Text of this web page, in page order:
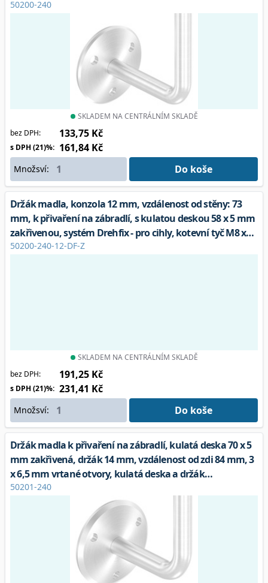
sešroubovány, V2A
50200-240
SKLADEM NA CENTRÁLNÍM SKLADĚ
bez DPH:
133,75 Kč
s DPH (21)%: 161,84 Kč
Množsví: Do koše
Držák madla, konzola 12 mm, vzdálenost od stěny: 73
mm, k přivaření na zábradlí, s kulatou deskou 58 x 5 mm
zakřivenou, systém Drehfix - pro cihly, kotevní tyč M8 x
120 mm s hmoždinkou 12 x 100 mm, potřebný otvor ve
50200-240-12-DF-Z
SKLADEM NA CENTRÁLNÍM SKLADĚ
bez DPH:
191,25 Kč
s DPH (21)%: 231,41 Kč
Množsví: Do koše
Držák madla k přivaření na zábradlí, kulatá deska 70 x 5
mm zakřivená, držák 14 mm, vzdálenost od zdi 84 mm, 3
x 6,5 mm vrtané otvory, kulatá deska a držák
sešroubovány, V2A
50201-240